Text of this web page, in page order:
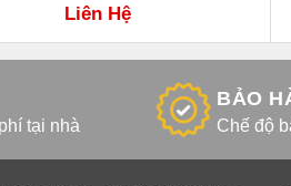
Liên Hệ
tại nhà
BẢO
Chế độ